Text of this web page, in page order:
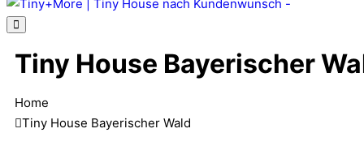
Tiny House Bayerischer
Home
Tiny House Bayerischer Wald